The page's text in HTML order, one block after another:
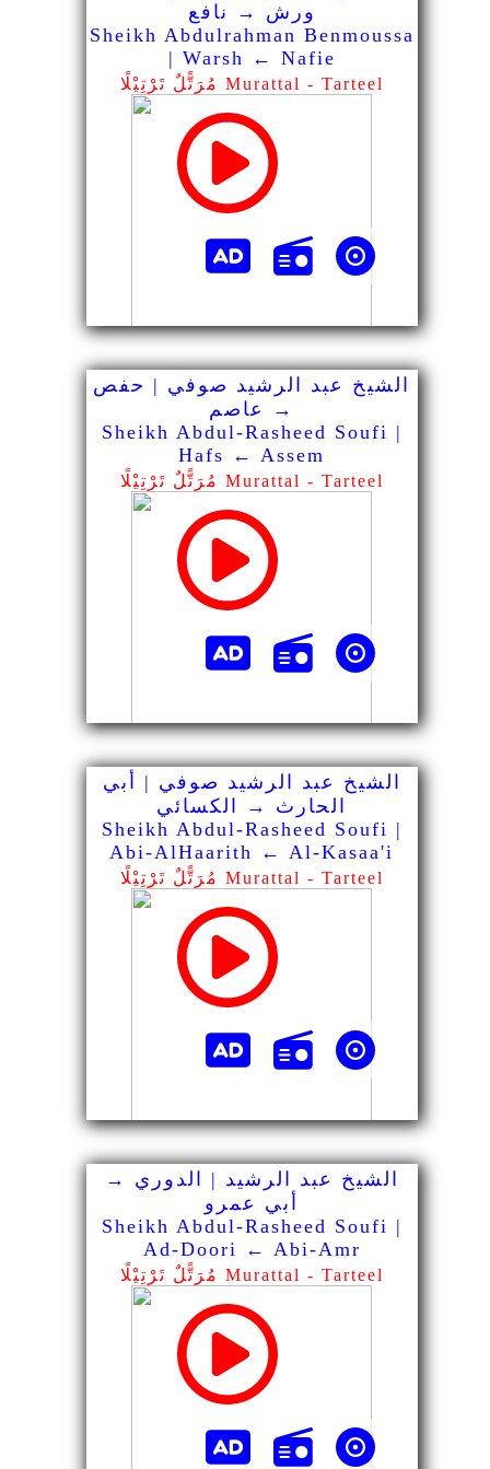
ورش → نافع
Sheikh Abdulrahman Benmoussa
| Warsh ← Nafie
مُرَتًّلٌ تَرْتِيْلًا Murattal - Tarteel
الشيخ عبد الرشيد صوفي | حفص
→ عاصم
Sheikh Abdul-Rasheed Soufi |
Hafs ← Assem
مُرَتًّلٌ تَرْتِيْلًا Murattal - Tarteel
الشيخ عبد الرشيد صوفي | أبي
الحارث → الكسائي
Sheikh Abdul-Rasheed Soufi |
Abi-AlHaarith ← Al-Kasaa'i
مُرَتًّلٌ تَرْتِيْلًا Murattal - Tarteel
الشيخ عبد الرشيد | الدوري →
أبي عمرو
Sheikh Abdul-Rasheed Soufi |
Ad-Doori ← Abi-Amr
مُرَتًّلٌ تَرْتِيْلًا Murattal - Tarteel